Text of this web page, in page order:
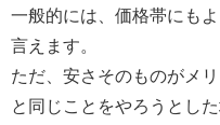
一般的には、価格帯にも
言えます。
ただ、安さそのものがメ
と同じことをやろうとし